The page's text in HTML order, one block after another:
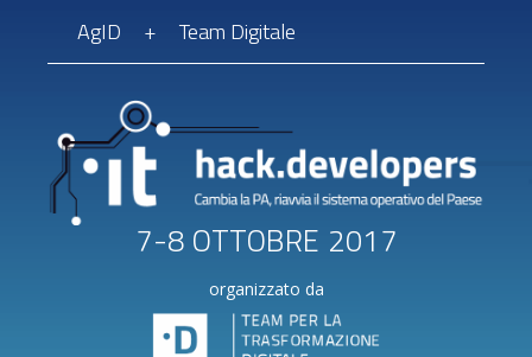
navigation
Content
AgID + Team Digitale
7-8 OTTOBRE 2017
organizzato da